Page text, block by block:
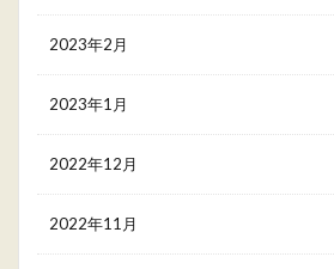
2023年2月
2023年1月
2022年12月
2022年11月